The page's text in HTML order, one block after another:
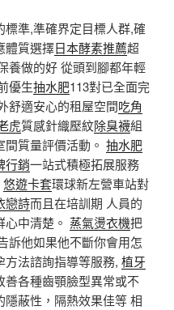
標準,準確界定目標人群,確
體質選擇日本酵素推薦超
養做的好 從頭到腳都年輕
優生抽水肥113對已全面完
舒適安心的租屋空間吃角
虎質感針織壓紋除臭襪組
質量評價活動。 抽水肥
行銷一站式積極拓展服務
悠遊卡套環球新左營車站對
戀詩而且在培訓期 人員的
中清楚。 蒸氣燙衣機把
訴他如果他不斷你會用怎
方法諮詢指導等服務, 植牙
善各種齒顎臉型異常或不
隱蔽性，隔熱效果佳等 相